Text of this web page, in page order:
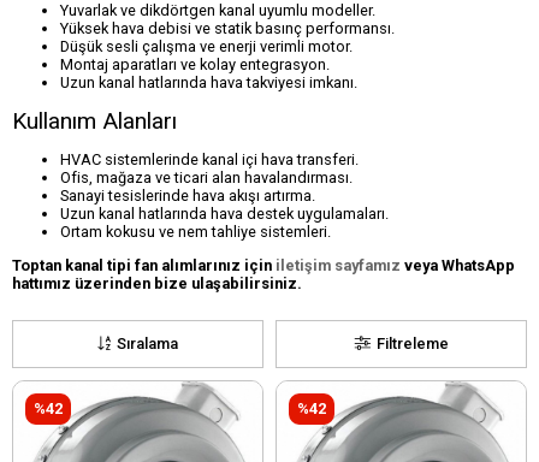
Yuvarlak ve dikdörtgen kanal uyumlu modeller.
Yüksek hava debisi ve statik basınç performansı.
Düşük sesli çalışma ve enerji verimli motor.
Montaj aparatları ve kolay entegrasyon.
Uzun kanal hatlarında hava takviyesi imkanı.
Kullanım Alanları
HVAC sistemlerinde kanal içi hava transferi.
Ofis, mağaza ve ticari alan havalandırması.
Sanayi tesislerinde hava akışı artırma.
Uzun kanal hatlarında hava destek uygulamaları.
Ortam kokusu ve nem tahliye sistemleri.
Toptan kanal tipi fan alımlarınız için iletişim sayfamız veya WhatsApp
hattımız üzerinden bize ulaşabilirsiniz.
Filtreleme
Sıralama
%42 %42